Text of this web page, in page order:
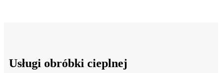
Usługi obróbki cieplnej